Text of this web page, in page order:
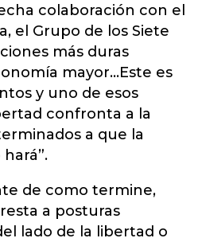
colaboración con el
el Grupo de los Siete
más duras
mayor…Este es
y uno de esos
confronta a la
a que la
de como termine,
a posturas
lado de la libertad o